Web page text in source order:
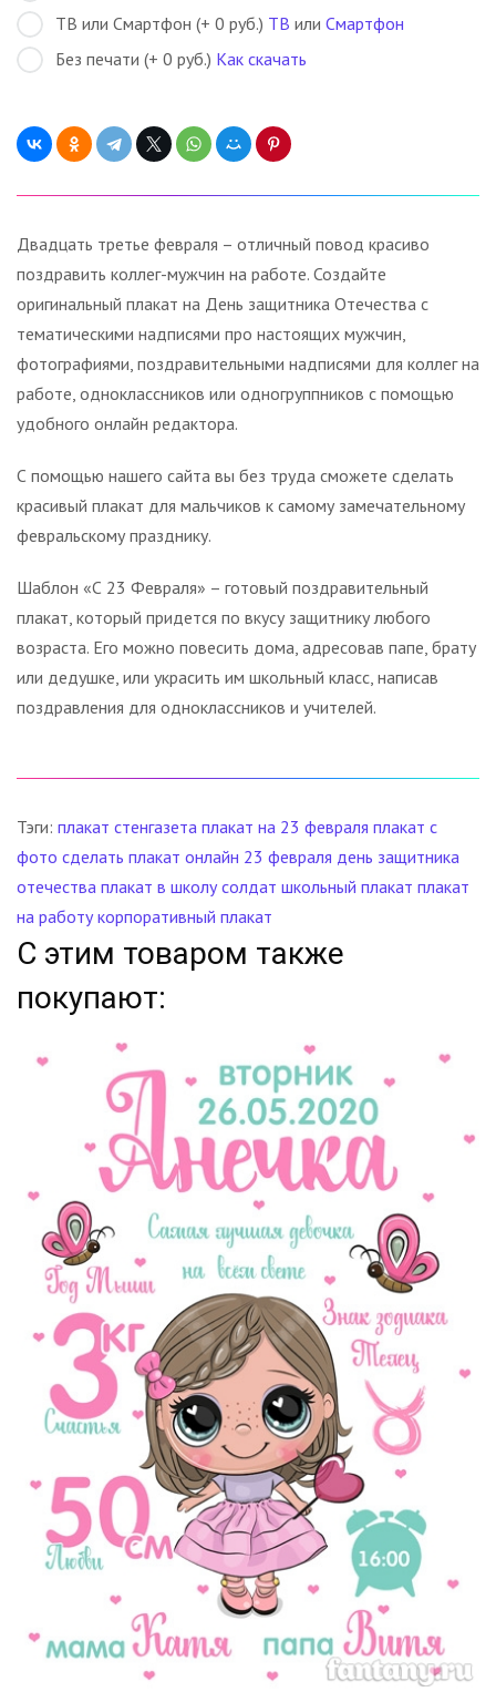
ТВ или Смартфон (+ 0 руб.) ТВ или Смартфон
Без печати (+ 0 руб.) Как скачать
Двадцать третье февраля – отличный повод красиво
поздравить коллег-мужчин на работе. Создайте
оригинальный плакат на День защитника Отечества с
тематическими надписями про настоящих мужчин,
фотографиями, поздравительными надписями для коллег на
работе, одноклассников или одногруппников с помощью
удобного онлайн редактора.
С помощью нашего сайта вы без труда сможете сделать
красивый плакат для мальчиков к самому замечательному
февральскому празднику.
Шаблон «С 23 Февраля» – готовый поздравительный
плакат, который придется по вкусу защитнику любого
возраста. Его можно повесить дома, адресовав папе, брату
или дедушке, или украсить им школьный класс, написав
поздравления для одноклассников и учителей.
Тэги: плакат стенгазета плакат на 23 февраля плакат с
фото сделать плакат онлайн 23 февраля день защитника
отечества плакат в школу солдат школьный плакат плакат
на работу корпоративный плакат
С этим товаром также
покупают: